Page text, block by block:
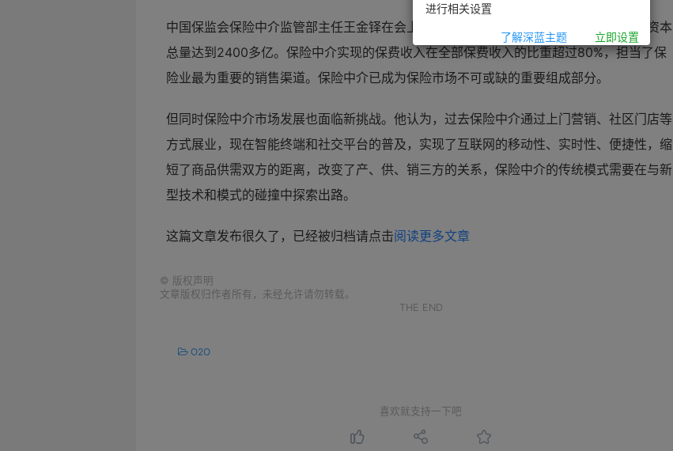
中国保监会保险中介监管部主任王金铎在会上透露，目前，全国保险专业中介机构注册资本
总量达到2400多亿。保险中介实现的保费收入在全部保费收入的比重超过80%，担当了保
险业最为重要的销售渠道。保险中介已成为保险市场不可或缺的重要组成部分。
但同时保险中介市场发展也面临新挑战。他认为，过去保险中介通过上门营销、社区门店等
方式展业，现在智能终端和社交平台的普及，实现了互联网的移动性、实时性、便捷性，缩
短了商品供需双方的距离，改变了产、供、销三方的关系，保险中介的传统模式需要在与新
型技术和模式的碰撞中探索出路。
这篇文章发布很久了，已经被归档请点击阅读更多文章
© 版权声明
文章版权归作者所有，未经允许请勿转载。
THE END
O2O
喜欢就支持一下吧
进行相关设置
了解深蓝主题 立即设置